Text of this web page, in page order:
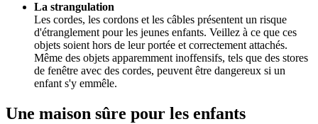
La strangulation
Les cordes, les cordons et les câbles présentent un risque
d'étranglement pour les jeunes enfants. Veillez à ce que ces
objets soient hors de leur portée et correctement attachés.
Même des objets apparemment inoffensifs, tels que des stores
de fenêtre avec des cordes, peuvent être dangereux si un
enfant s'y emmêle.
Une maison sûre pour les enfants